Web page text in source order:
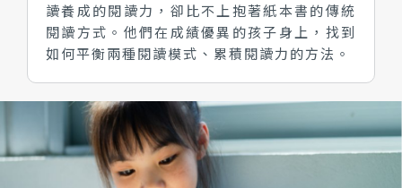
讀養成的閱讀力，卻比不上抱著紙本書的傳統
閱讀方式。他們在成績優異的孩子身上，找到
如何平衡兩種閱讀模式、累積閱讀力的方法。